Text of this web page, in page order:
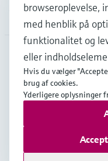
Virksomhed
DNK•Dansk
Copyright ©
Kolofon
Salgs-
Se Fødevarestyrelsens
browseroplevelse,
med henblik på
funktionalitet og
eller
Hvis du vælger
brug af cookies.
Yderligere oplysninger